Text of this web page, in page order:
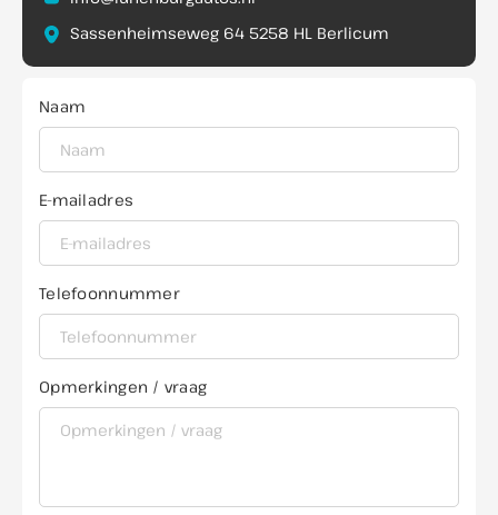
Sassenheimseweg 64 5258 HL Berlicum
Naam
E-mailadres
Telefoonnummer
Opmerkingen / vraag